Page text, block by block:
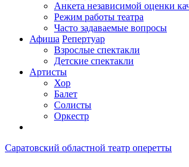
Анкета независимой оценки
Режим работы театра
Часто задаваемые вопросы
Афиша Репертуар
Взрослые спектакли
Детские спектакли
Артисты
Хор
Балет
Солисты
Оркестр
Саратовский областной театр оперетты